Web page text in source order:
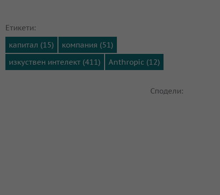
Етикети:
капитал (15)
компания (51)
изкуствен интелект (411)
Anthropic (12)
Сподели: